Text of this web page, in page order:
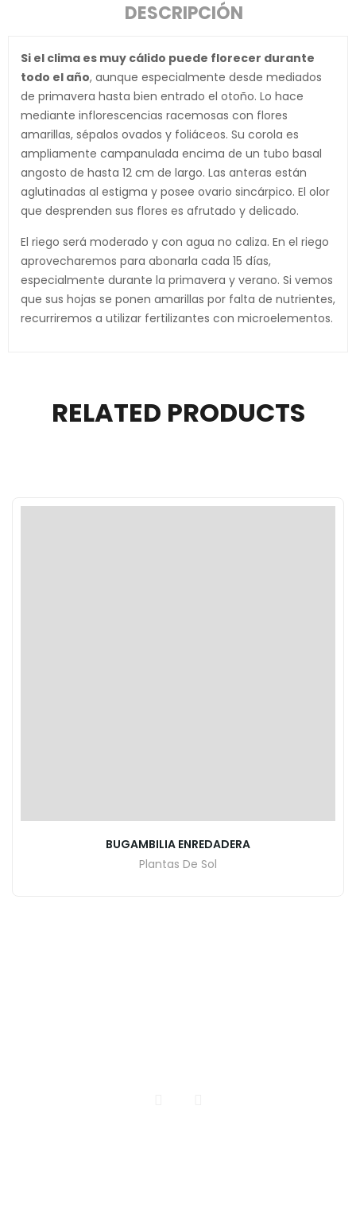
DESCRIPCIÓN
Si el clima es muy cálido puede florecer durante
todo el año, aunque especialmente desde mediados
de primavera hasta bien entrado el otoño. Lo hace
mediante inflorescencias racemosas con flores
amarillas, sépalos ovados y foliáceos. Su corola es
ampliamente campanulada encima de un tubo basal
angosto de hasta 12 cm de largo. Las anteras están
aglutinadas al estigma y posee ovario sincárpico. El olor
que desprenden sus flores es afrutado y delicado.
El riego será moderado y con agua no caliza. En el riego
aprovecharemos para abonarla cada 15 días,
especialmente durante la primavera y verano. Si vemos
que sus hojas se ponen amarillas por falta de nutrientes,
recurriremos a utilizar fertilizantes con microelementos.
RELATED PRODUCTS
BUGAMBILIA ENREDADERA
Plantas De Sol